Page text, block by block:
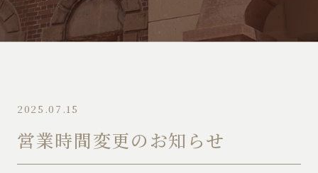
2025.07.15
営業時間変更のお知らせ